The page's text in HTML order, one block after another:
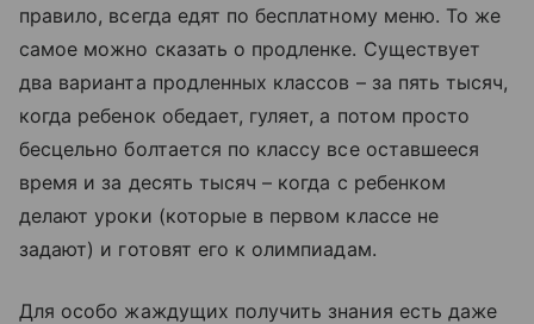
правило, всегда едят по бесплатному меню. То же
самое можно сказать о продленке. Существует
два варианта продленных классов – за пять тысяч,
когда ребенок обедает, гуляет, а потом просто
бесцельно болтается по классу все оставшееся
время и за десять тысяч – когда с ребенком
делают уроки (которые в первом классе не
задают) и готовят его к олимпиадам.
Для особо жаждущих получить знания есть даже